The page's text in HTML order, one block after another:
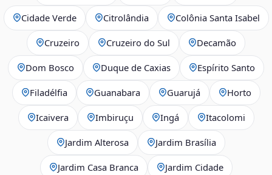
Cidade Verde Citrolândia Colônia Santa Isabel
Cruzeiro Cruzeiro do Sul Decamão
Dom Bosco Duque de Caxias Espírito Santo
Filadélfia Guanabara Guarujá Horto
Icaivera Imbiruçu Ingá Itacolomi
Jardim Alterosa Jardim Brasília
Jardim Casa Branca Jardim Cidade